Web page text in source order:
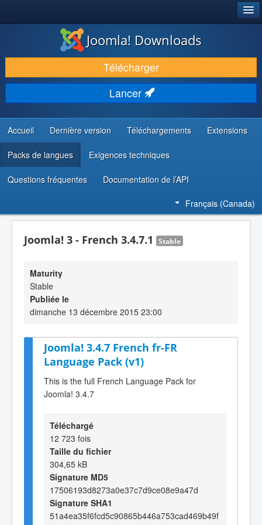
TÉLÉCHARGER & ENRICHIR
DÉCOUVRIR & APPRENDRE
COMMUNAUTÉ & SUPPORT
RESSOURCES DÉVELOPPEURS
Joomla! Downloads
Télécharger
Lancer
Accueil Dernière version Téléchargements Extensions
Packs de langues Exigences techniques
Questions fréquentes Documentation de l’API
Français (Canada)
Joomla! 3 - French 3.4.7.1 Stable
Maturity
Stable
Publiée le
dimanche 13 décembre 2015 23:00
Joomla! 3.4.7 French fr-FR
Language Pack (v1)
This is the full French Language Pack for
Joomla! 3.4.7
Téléchargé
12 723 fois
Taille du fichier
304,65 kB
Signature MD5
17506193d8273a0e37c7d9ce08e9a47d
Signature SHA1
51a4ea35f6fcd5c90865b446a753cad469b49f